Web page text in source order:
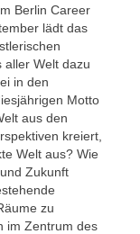
Berlin Career
lädt das
aller Welt dazu
in den
Motto
aus den
kreiert,
Welt aus? Wie
Zukunft
zu
im Zentrum des